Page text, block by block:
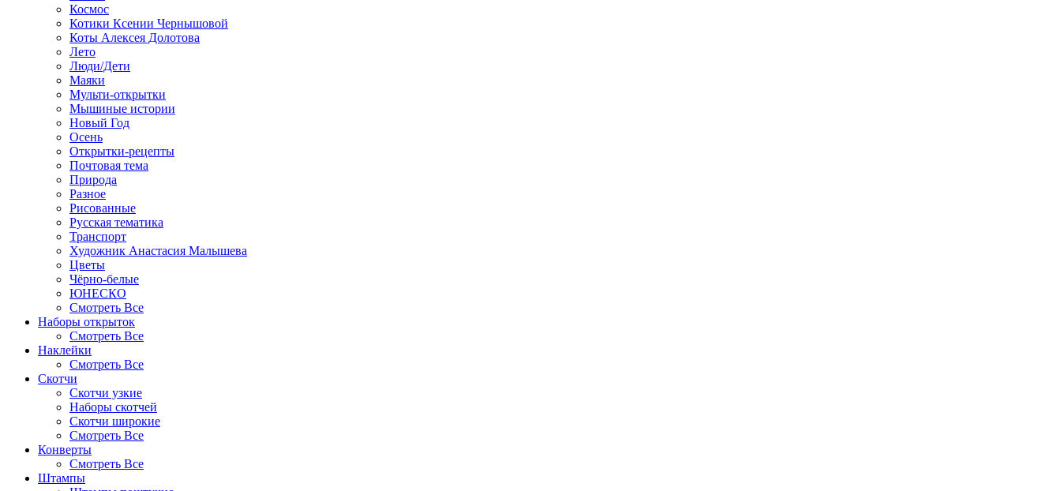
Космос
Котики Ксении Чернышовой
Коты Алексея Долотова
Лето
Люди/Дети
Маяки
Мульти-открытки
Мышиные истории
Новый Год
Осень
Открытки-рецепты
Почтовая тема
Природа
Разное
Рисованные
Русская тематика
Транспорт
Художник Анастасия Малышева
Цветы
Чёрно-белые
ЮНЕСКО
Смотреть Все
Наборы открыток
Смотреть Все
Наклейки
Смотреть Все
Скотчи
Скотчи узкие
Наборы скотчей
Скотчи широкие
Смотреть Все
Конверты
Смотреть Все
Штампы